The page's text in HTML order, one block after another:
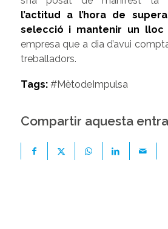
l’actitud a l’hora de
selecció i mantenir un lloc
empresa que a dia d’avui
treballadors.
Tags: #MètodeImpulsa
Compartir aquesta